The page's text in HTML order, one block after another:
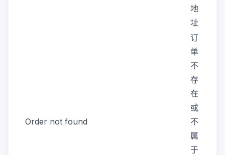
地
址
Order not found
订
单
不
存
在
或
不
属
于